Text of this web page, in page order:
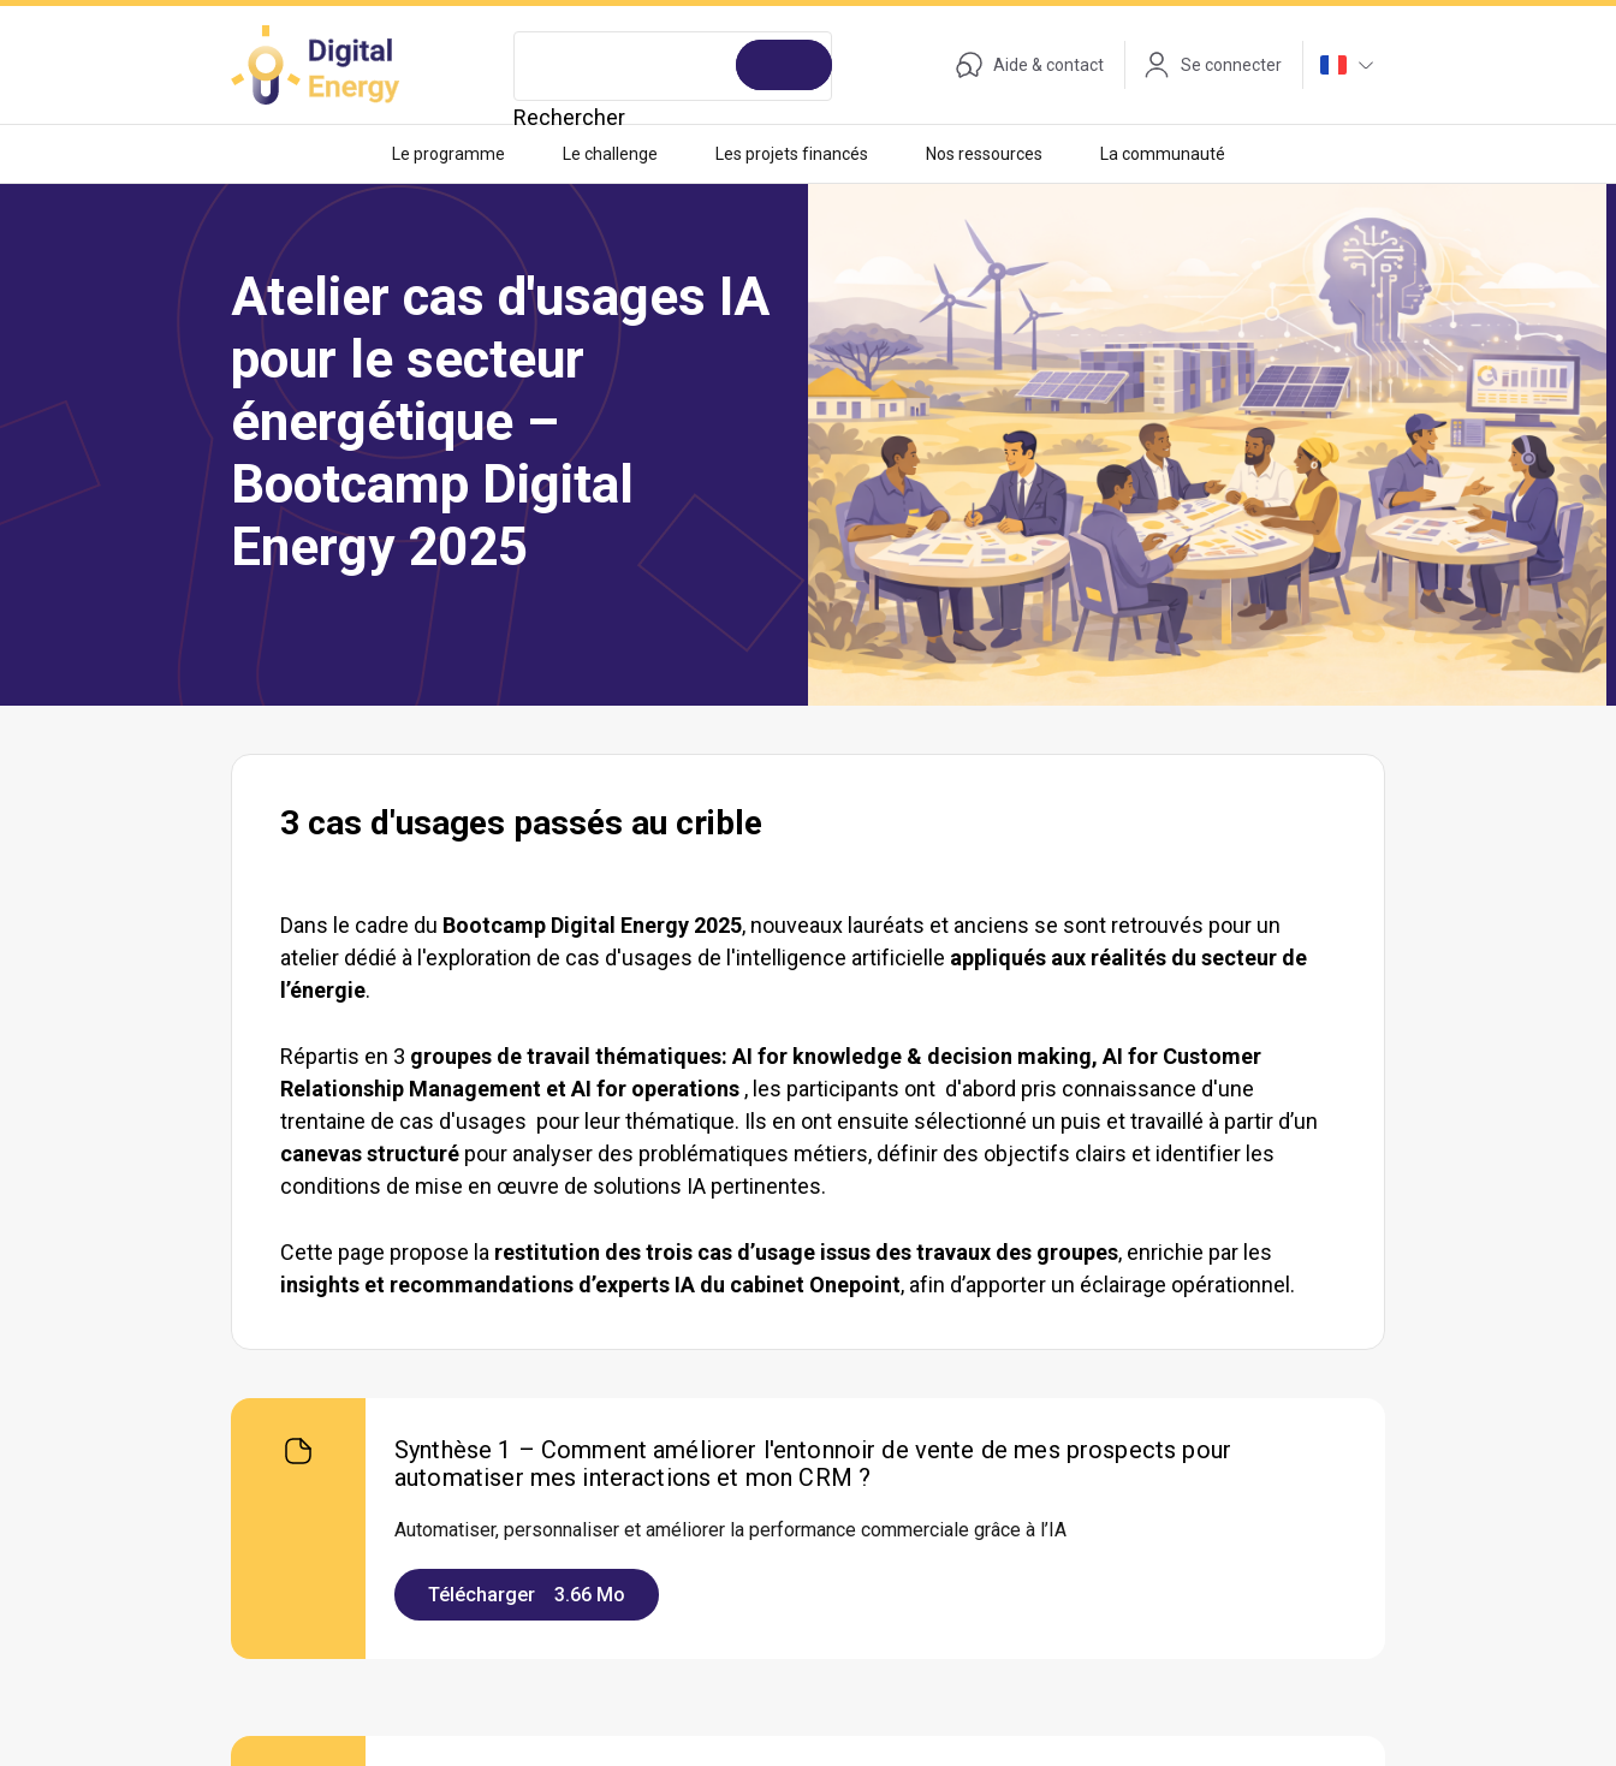
Rechercher
Aide & contact Se connecter
Le programme Le challenge Les projets financés Nos ressources La communauté
Atelier cas d'usages IA
pour le secteur
énergétique –
Bootcamp Digital
Energy 2025
3 cas d'usages passés au crible
Dans le cadre du Bootcamp Digital Energy 2025, nouveaux lauréats et anciens se sont retrouvés pour un
atelier dédié à l'exploration de cas d'usages de l'intelligence artificielle appliqués aux réalités du secteur de
l’énergie.
Répartis en 3 groupes de travail thématiques: AI for knowledge & decision making, AI for Customer
Relationship Management et AI for operations , les participants ont d'abord pris connaissance d'une
trentaine de cas d'usages pour leur thématique. Ils en ont ensuite sélectionné un puis et travaillé à partir d’un
canevas structuré pour analyser des problématiques métiers, définir des objectifs clairs et identifier les
conditions de mise en œuvre de solutions IA pertinentes.
Cette page propose la restitution des trois cas d’usage issus des travaux des groupes, enrichie par les
insights et recommandations d’experts IA du cabinet Onepoint, afin d’apporter un éclairage opérationnel.
Synthèse 1 – Comment améliorer l'entonnoir de vente de mes prospects pour
automatiser mes interactions et mon CRM ?
Automatiser, personnaliser et améliorer la performance commerciale grâce à l’IA
Télécharger 3.66 Mo